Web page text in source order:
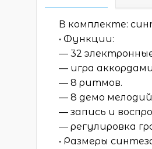
В комплекте:
• Функции:
— 32
— игра
— 8 ритмов.
— 8 демо
— запись и
— регулировка
• Размеры